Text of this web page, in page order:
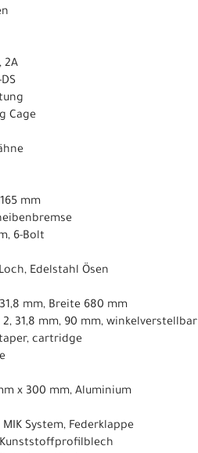
2A
Cage
mm
6-Bolt
Edelstahl Ösen
mm, Breite 680 mm
31,8 mm, 90 mm, winkelverstellbar
cartridge
x 300 mm, Aluminium
System, Federklappe
Kunststoffprofilblech